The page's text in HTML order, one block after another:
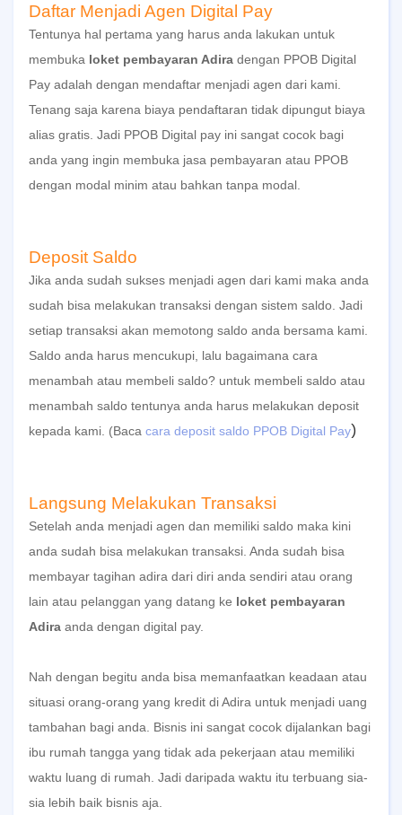
Daftar Menjadi Agen Digital Pay
Tentunya hal pertama yang harus anda lakukan untuk
membuka loket pembayaran Adira dengan PPOB Digital
Pay adalah dengan mendaftar menjadi agen dari kami.
Tenang saja karena biaya pendaftaran tidak dipungut biaya
alias gratis. Jadi PPOB Digital pay ini sangat cocok bagi
anda yang ingin membuka jasa pembayaran atau PPOB
dengan modal minim atau bahkan tanpa modal.
Deposit Saldo
Jika anda sudah sukses menjadi agen dari kami maka anda
sudah bisa melakukan transaksi dengan sistem saldo. Jadi
setiap transaksi akan memotong saldo anda bersama kami.
Saldo anda harus mencukupi, lalu bagaimana cara
menambah atau membeli saldo? untuk membeli saldo atau
menambah saldo tentunya anda harus melakukan deposit
kepada kami. (Baca cara deposit saldo PPOB Digital Pay)
Langsung Melakukan Transaksi
Setelah anda menjadi agen dan memiliki saldo maka kini
anda sudah bisa melakukan transaksi. Anda sudah bisa
membayar tagihan adira dari diri anda sendiri atau orang
lain atau pelanggan yang datang ke loket pembayaran
Adira anda dengan digital pay.
Nah dengan begitu anda bisa memanfaatkan keadaan atau
situasi orang-orang yang kredit di Adira untuk menjadi uang
tambahan bagi anda. Bisnis ini sangat cocok dijalankan bagi
ibu rumah tangga yang tidak ada pekerjaan atau memiliki
waktu luang di rumah. Jadi daripada waktu itu terbuang sia-
sia lebih baik bisnis aja.